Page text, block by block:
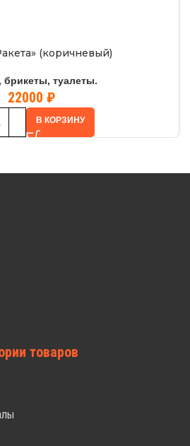
(коричневый)
брикеты, туалеты.
22000 ₽
В КОРЗИНУ
товаров